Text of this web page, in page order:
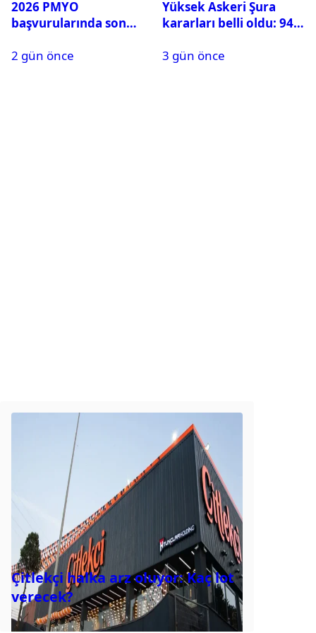
2026 PMYO
başvurularında son
2 gün önce
Yüksek Askeri Şura
kararları belli oldu: 94
3 gün önce
Çitlekçi halka arz oluyor: Kaç lot
verecek?